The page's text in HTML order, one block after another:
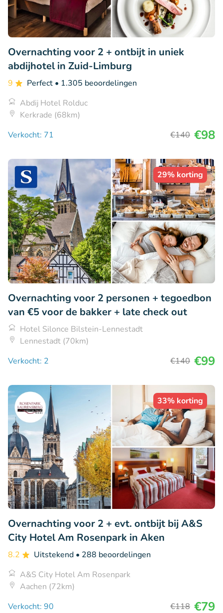
Overnachting voor 2 + ontbijt in uniek
abdijhotel in Zuid-Limburg
9 Perfect • 1.305 beoordelingen
Abdij Hotel Rolduc
Kerkrade (68km)
Verkocht: 71
€140 €98
29% korting
Overnachting voor 2 personen + tegoedbon
van €5 voor de bakker + late check out
Hotel Silonce Bilstein-Lennestadt
Lennestadt (70km)
Verkocht: 2
€140 €99
33% korting
Overnachting voor 2 + evt. ontbijt bij A&S
City Hotel Am Rosenpark in Aken
8.2 Uitstekend • 288 beoordelingen
A&S City Hotel Am Rosenpark
Aachen (72km)
Verkocht: 90
€118 €79